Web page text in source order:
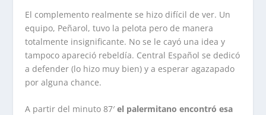
El complemento realmente se hizo difícil de ver. Un
equipo, Peñarol, tuvo la pelota pero de manera
totalmente insignificante. No se le cayó una idea y
tampoco apareció rebeldía. Central Español se dedicó
a defender (lo hizo muy bien) y a esperar agazapado
por alguna chance.
A partir del minuto 87′el palermitano encontró esa